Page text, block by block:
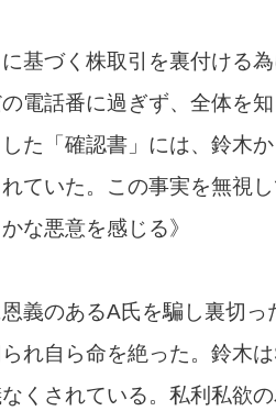
に基づく株取引を裏付ける
電話番に過ぎず、全体を
た「確認書」には、鈴木
ていた。この事実を無視
な悪意を感じる》
恩義のあるA氏を騙し裏切
れ自ら命を絶った。鈴木
くされている。私利私欲